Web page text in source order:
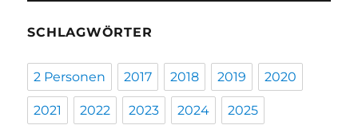
SCHLAGWÖRTER
2 Personen 2017 2018 2019 2020
2021 2022 2023 2024 2025